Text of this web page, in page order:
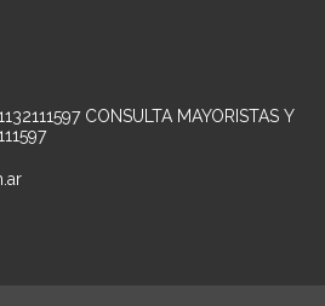
CONSULTA MAYORISTAS Y